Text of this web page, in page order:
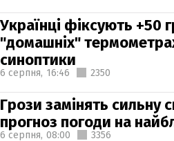
Українці фіксують +50
"домашніх"
синоптики
6 серпня, 16:46 2350
Грози замінять сильну
прогноз погоди на
6 серпня, 08:00 3356